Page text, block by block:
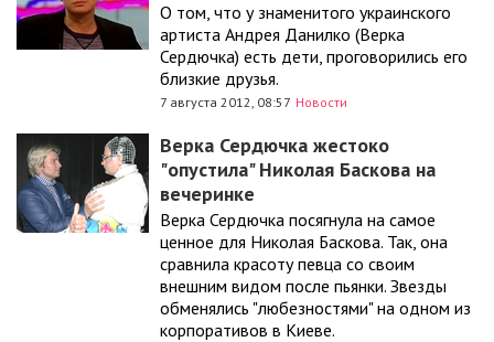
О том, что у знаменитого украинского
артиста Андрея Данилко (Верка
Сердючка) есть дети, проговорились его
близкие друзья.
7 августа 2012, 08:57 Новости
Верка Сердючка жестоко
"опустила" Николая Баскова на
вечеринке
Верка Сердючка посягнула на самое
ценное для Николая Баскова. Так, она
сравнила красоту певца со своим
внешним видом после пьянки. Звезды
обменялись "любезностями" на одном из
корпоративов в Киеве.